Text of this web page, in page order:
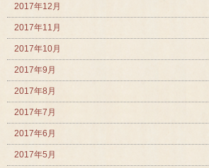
2017年12月
2017年11月
2017年10月
2017年9月
2017年8月
2017年7月
2017年6月
2017年5月